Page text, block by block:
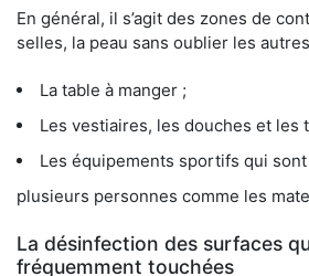
En général, il s’agit des zones de
selles, la peau sans oublier les
La table à manger ;
Les vestiaires, les douches et les
Les équipements sportifs qui
plusieurs personnes comme les
La désinfection des surfaces
fréquemment touchées